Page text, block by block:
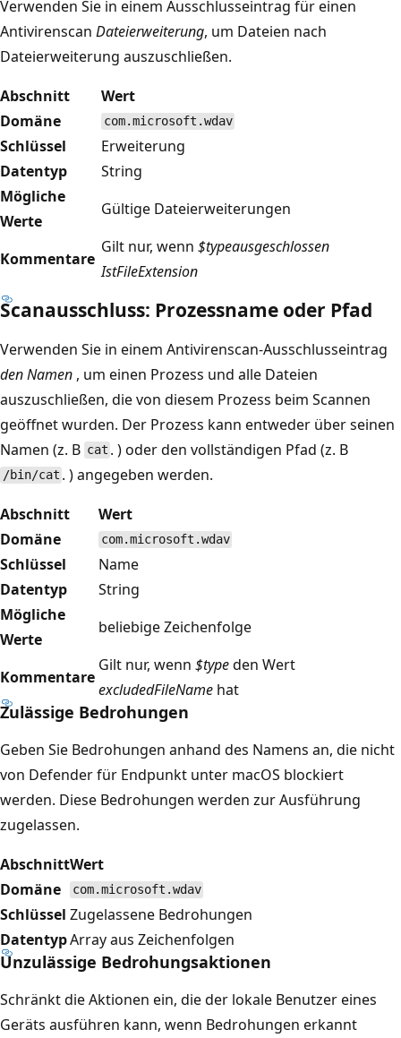
Verwenden Sie in einem Ausschlusseintrag für einen
Antivirenscan Dateierweiterung, um Dateien nach
Dateierweiterung auszuschließen.
Abschnitt
Wert
Domäne
com.microsoft.wdav
Schlüssel
Erweiterung
Datentyp
String
Mögliche
Werte
Gültige Dateierweiterungen
Kommentare
Gilt nur, wenn $typeausgeschlossen
IstFileExtension
Scanausschluss: Prozessname oder Pfad
Verwenden Sie in einem Antivirenscan-Ausschlusseintrag
den Namen , um einen Prozess und alle Dateien
auszuschließen, die von diesem Prozess beim Scannen
geöffnet wurden. Der Prozess kann entweder über seinen
Namen (z. B cat . ) oder den vollständigen Pfad (z. B
/bin/cat . ) angegeben werden.
Abschnitt
Wert
Domäne
com.microsoft.wdav
Schlüssel
Name
Datentyp
String
Mögliche
Werte
beliebige Zeichenfolge
Kommentare
Gilt nur, wenn $typeden Wert
excludedFileName hat
Zulässige Bedrohungen
Geben Sie Bedrohungen anhand des Namens an, die nicht
von Defender für Endpunkt unter macOS blockiert
werden. Diese Bedrohungen werden zur Ausführung
zugelassen.
AbschnittWert
Domäne
com.microsoft.wdav
Schlüssel Zugelassene Bedrohungen
DatentypArray aus Zeichenfolgen
Unzulässige Bedrohungsaktionen
Schränkt die Aktionen ein, die der lokale Benutzer eines
Geräts ausführen kann, wenn Bedrohungen erkannt